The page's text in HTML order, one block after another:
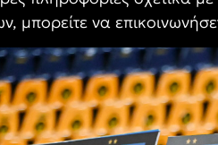
μπορείτε να